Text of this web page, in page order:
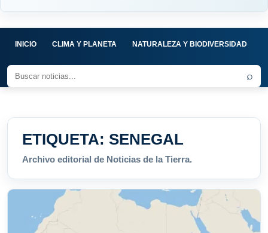
INICIO CLIMA Y PLANETA NATURALEZA Y BIODIVERSIDAD
⌕
ETIQUETA: SENEGAL
Archivo editorial de Noticias de la Tierra.